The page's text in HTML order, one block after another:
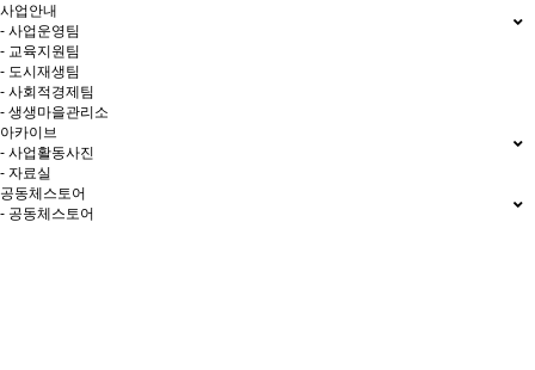
사업안내
- 사업운영팀
- 교육지원팀
- 도시재생팀
- 사회적경제팀
- 생생마을관리소
아카이브
- 사업활동사진
- 자료실
공동체스토어
- 공동체스토어